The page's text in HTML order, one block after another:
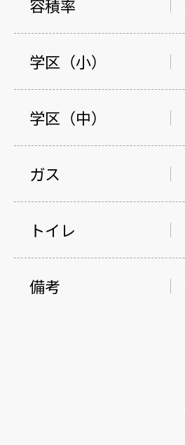
容積率
学区（小）
学区（中）
ガス
トイレ
備考